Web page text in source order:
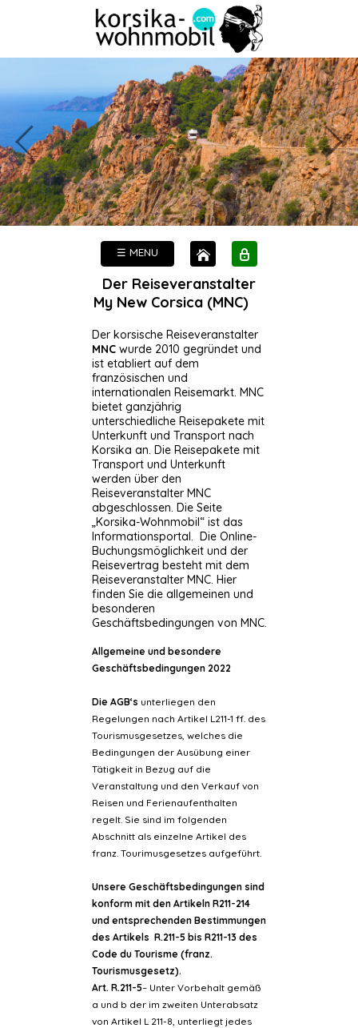
☰ MENU
Der Reiseveranstalter
My New Corsica (MNC)
Der korsische Reiseveranstalter
MNC wurde 2010 gegründet und
ist etabliert auf dem
französischen und
internationalen Reisemarkt. MNC
bietet ganzjährig
unterschiedliche Reisepakete mit
Unterkunft und Transport nach
Korsika an. Die Reisepakete mit
Transport und Unterkunft
werden über den
Reiseveranstalter MNC
abgeschlossen. Die Seite
„Korsika-Wohnmobil“ ist das
Informationsportal. Die Online-
Buchungsmöglichkeit und der
Reisevertrag besteht mit dem
Reiseveranstalter MNC. Hier
finden Sie die allgemeinen und
besonderen
Geschäftsbedingungen von MNC.
Allgemeine und besondere
Geschäftsbedingungen 2022
Die AGB‘s unterliegen den
Regelungen nach Artikel L211-1 ff. des
Tourismusgesetzes, welches die
Bedingungen der Ausübung einer
Tätigkeit in Bezug auf die
Veranstaltung und den Verkauf von
Reisen und Ferienaufenthalten
regelt. Sie sind im folgenden
Abschnitt als einzelne Artikel des
franz. Tourimusgesetzes aufgeführt.
Unsere Geschäftsbedingungen sind
konform mit den Artikeln R211-214
und entsprechenden Bestimmungen
des Artikels R.211-5 bis R211-13 des
Code du Tourisme (franz.
Tourismusgesetz).
Art. R.211-5– Unter Vorbehalt gemäß
a und b der im zweiten Unterabsatz
von Artikel L 211-8, unterliegt jedes